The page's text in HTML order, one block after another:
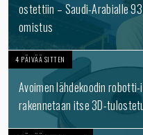
ostettiin – Saudi-Arabialle
omistus
4 PÄIVÄÄ SITTEN
Avoimen lähdekoodin
rakennetaan itse 3D-